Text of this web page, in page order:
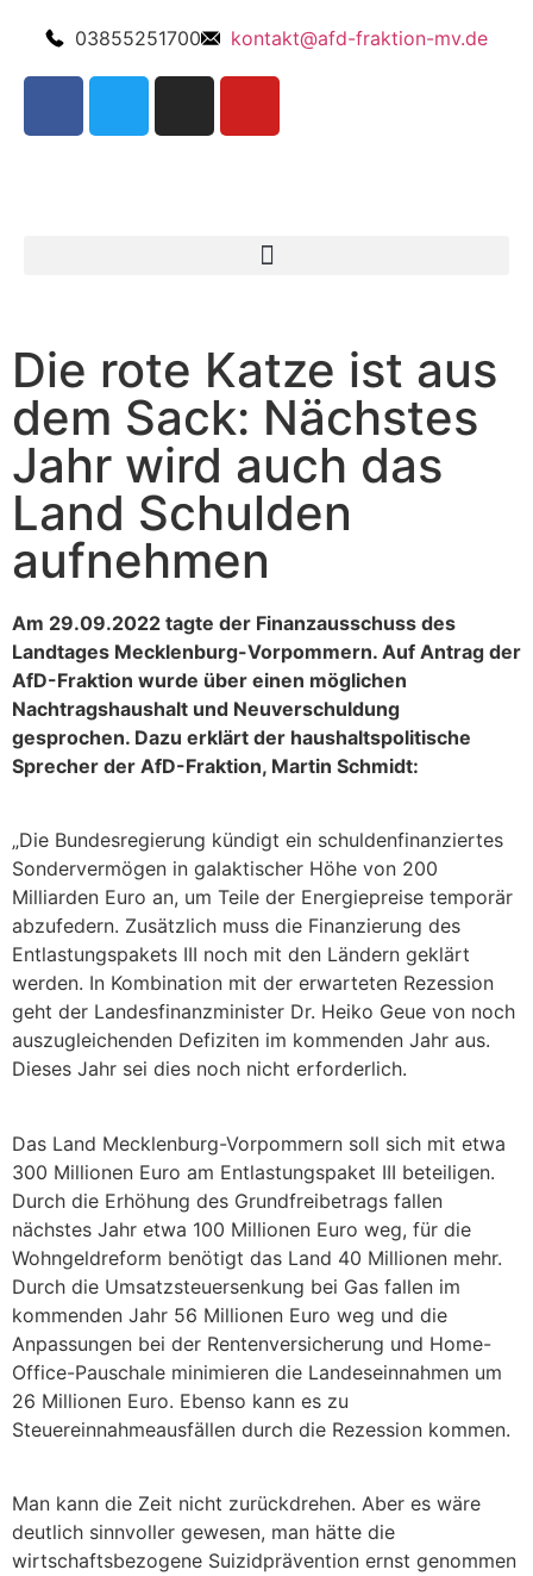
03855251700 kontakt@afd-fraktion-mv.de
Die rote Katze ist aus
dem Sack: Nächstes
Jahr wird auch das
Land Schulden
aufnehmen
Am 29.09.2022 tagte der Finanzausschuss des
Landtages Mecklenburg-Vorpommern. Auf Antrag der
AfD-Fraktion wurde über einen möglichen
Nachtragshaushalt und Neuverschuldung
gesprochen. Dazu erklärt der haushaltspolitische
Sprecher der AfD-Fraktion, Martin Schmidt:
„Die Bundesregierung kündigt ein schuldenfinanziertes
Sondervermögen in galaktischer Höhe von 200
Milliarden Euro an, um Teile der Energiepreise temporär
abzufedern. Zusätzlich muss die Finanzierung des
Entlastungspakets III noch mit den Ländern geklärt
werden. In Kombination mit der erwarteten Rezession
geht der Landesfinanzminister Dr. Heiko Geue von noch
auszugleichenden Defiziten im kommenden Jahr aus.
Dieses Jahr sei dies noch nicht erforderlich.
Das Land Mecklenburg-Vorpommern soll sich mit etwa
300 Millionen Euro am Entlastungspaket III beteiligen.
Durch die Erhöhung des Grundfreibetrags fallen
nächstes Jahr etwa 100 Millionen Euro weg, für die
Wohngeldreform benötigt das Land 40 Millionen mehr.
Durch die Umsatzsteuersenkung bei Gas fallen im
kommenden Jahr 56 Millionen Euro weg und die
Anpassungen bei der Rentenversicherung und Home-
Office-Pauschale minimieren die Landeseinnahmen um
26 Millionen Euro. Ebenso kann es zu
Steuereinnahmeausfällen durch die Rezession kommen.
Man kann die Zeit nicht zurückdrehen. Aber es wäre
deutlich sinnvoller gewesen, man hätte die
wirtschaftsbezogene Suizidprävention ernst genommen